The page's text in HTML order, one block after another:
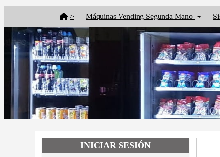
> Máquinas Vending Segunda Mano
INICIAR SESIÓN